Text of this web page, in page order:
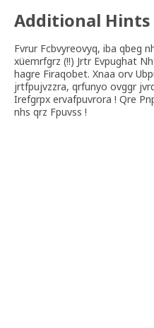
Additional Hints
Fvrur Fcbvyreovyq, iba qbeg
xüemrfgrz (!!) Jrtr Evpughat
hagre Firaqobet. Xnaa orv
jrtfpujvzzra, qrfunyo ovggr
Irefgrpx ervafpuvrora ! Qre
nhs qrz Fpuvss !